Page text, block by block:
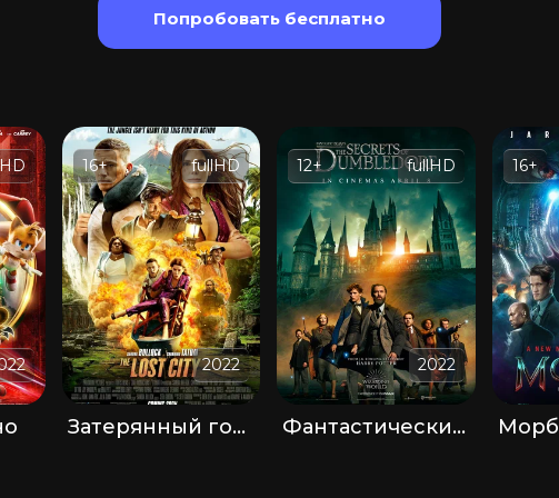
Попробовать бесплатно
16+ fullHD
2022
Затерянный город
12+ fullHD
2022
Фантастические твари 3: Тайны Дамблдора
16+